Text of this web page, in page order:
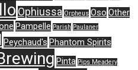
Ophiussa Orpheus Oso Other
Pampelle Parish Paulaner
Peychaud's Phantom Spirits
Pinta Pips Meadery